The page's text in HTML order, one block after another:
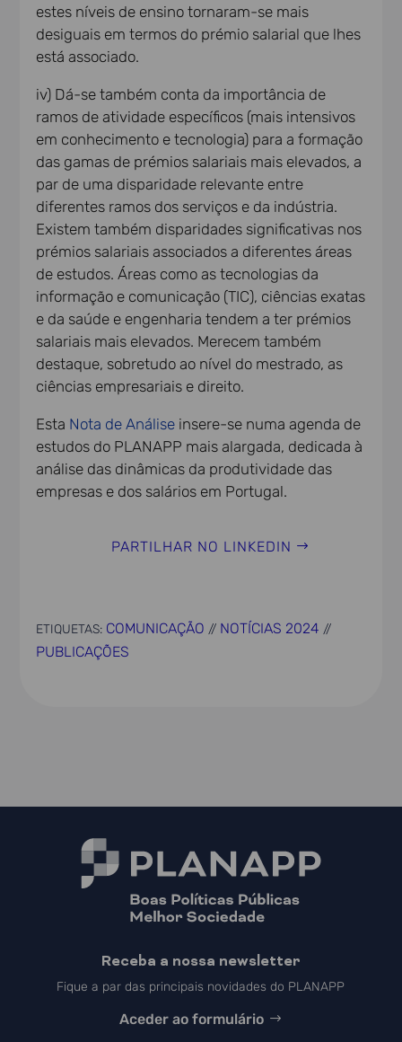
estes níveis de ensino tornaram-se mais
desiguais em termos do prémio salarial que lhes
está associado.
iv) Dá-se também conta da importância de
ramos de atividade específicos (mais intensivos
em conhecimento e tecnologia) para a formação
das gamas de prémios salariais mais elevados, a
par de uma disparidade relevante entre
diferentes ramos dos serviços e da indústria.
Existem também disparidades significativas nos
prémios salariais associados a diferentes áreas
de estudos. Áreas como as tecnologias da
informação e comunicação (TIC), ciências exatas
e da saúde e engenharia tendem a ter prémios
salariais mais elevados. Merecem também
destaque, sobretudo ao nível do mestrado, as
ciências empresariais e direito.
Esta Nota de Análise insere-se numa agenda de
estudos do PLANAPP mais alargada, dedicada à
análise das dinâmicas da produtividade das
empresas e dos salários em Portugal.
PARTILHAR NO LINKEDIN
ETIQUETAS: COMUNICAÇÃO // NOTÍCIAS 2024 //
PUBLICAÇÕES
Receba a nossa newsletter
Fique a par das principais novidades do PLANAPP
Aceder ao formulário